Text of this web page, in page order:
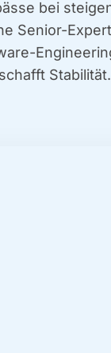
bei
Seni­or-
Sta­bi­li­tät.